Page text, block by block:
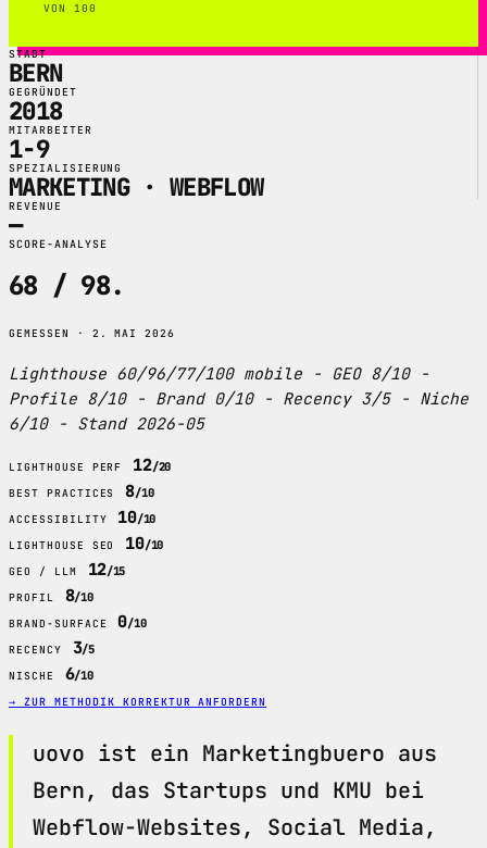
VON 100
STADT
BERN
GEGRÜNDET
2018
MITARBEITER
1-9
SPEZIALISIERUNG
MARKETING · WEBFLOW
REVENUE
—
SCORE-ANALYSE
68 / 98.
GEMESSEN · 2. MAI 2026
Lighthouse 60/96/77/100 mobile - GEO 8/10 -
Profile 8/10 - Brand 0/10 - Recency 3/5 - Niche
6/10 - Stand 2026-05
LIGHTHOUSE PERF 12/20
BEST PRACTICES 8/10
ACCESSIBILITY 10/10
LIGHTHOUSE SEO 10/10
GEO / LLM 12/15
PROFIL 8/10
BRAND-SURFACE 0/10
RECENCY 3/5
NISCHE 6/10
→ ZUR METHODIK KORREKTUR ANFORDERN
uovo ist ein Marketingbuero aus
Bern, das Startups und KMU bei
Webflow-Websites, Social Media,